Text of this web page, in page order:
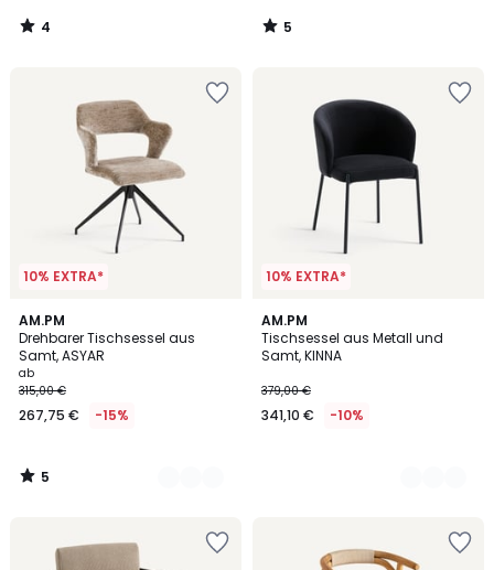
4
/
5
/
10% EXTRA*
AM.PM
Drehbarer Tischsessel aus
Samt, ASYAR
ab
315,00 €
267,75 € -15%
5
/
5
4
Farben
5
/
10% EXTRA*
AM.PM
Tischsessel aus Metall und
Samt, KINNA
379,00 €
341,10 € -10%
2
Farben